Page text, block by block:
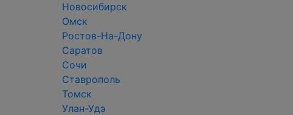
Новосибирск
Омск
Ростов-На-Дону
Саратов
Сочи
Ставрополь
Томск
Улан-Удэ